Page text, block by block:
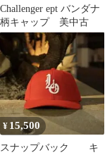
Challenger ept バンダナ
柄キャップ 美中古
¥ 15,500
スナップバック キ